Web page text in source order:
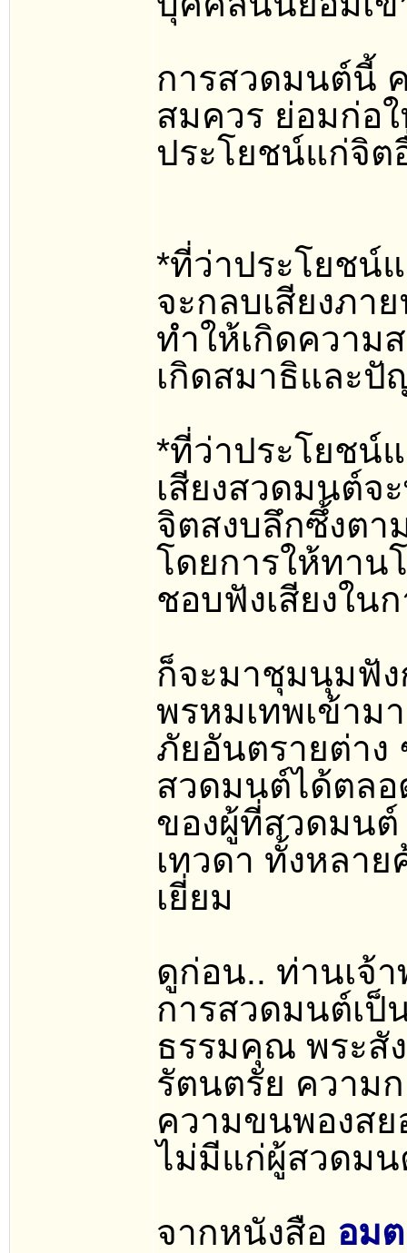
การสวดมนต์นี้
สมควร ย่อมก่อ
ประโยชน์แก่จิต
*ที่ว่าประโยชน์
จะกลบเสียงภา
ทำให้เกิดความ
เกิดสมาธิและปั
*ที่ว่าประโยชน์
เสียงสวดมนต์จ
จิตสงบลึกซึ้งตา
โดยการให้ทาน
ชอบฟังเสียงใน
ก็จะมาชุมนุมฟัง
พรหมเทพเข้าม
ภัยอันตรายต่าง
สวดมนต์ได้ตล
ของผู้ที่สวดมนต์
เทวดา ทั้งหลา
เยี่ยม
ดูก่อน.. ท่านเจ้
การสวดมนต์เป็
ธรรมคุณ พระสั
รัตนตรัย ความ
ความขนพองสย
ไม่มีแก่ผู้สวดม
จากหนังสือ อม